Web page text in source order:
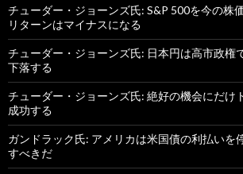
チューダー・ジョーンズ氏: S&P 500を今の株
リターンはマイナスになる
チューダー・ジョーンズ氏: 日本円は高市政権
下落する
チューダー・ジョーンズ氏: 絶好の機会にだけ
成功する
ガンドラック氏: アメリカは米国債の利払いを
すべきだ